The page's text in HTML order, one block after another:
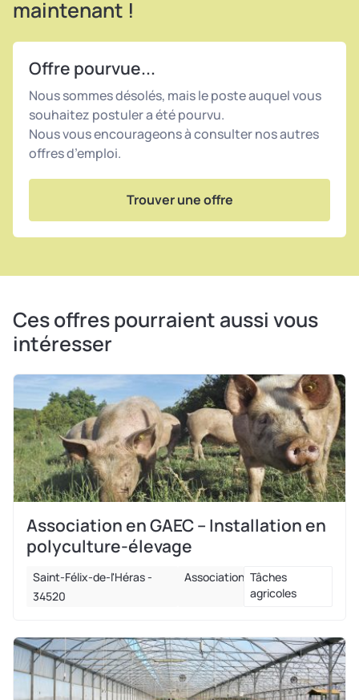
Période préférentielle
possibilité de juin à août si nécessaire. Stage de 3
mois possible.
Idéal pour un stage ingénieur agro de 10
semaines.
Permis B exigé
Logement: Aucun logement n’est prévu.
maintenant !
Offre pourvue...
Nous sommes désolés, mais le poste auquel vous
souhaitez postuler a été pourvu.
Nous vous encourageons à consulter nos autres
offres d’emploi.
Trouver une offre
Ces offres pourraient aussi vous
intéresser
Association en GAEC – Installation en
polyculture-élevage
Saint-Félix-de-l'Héras -
34520
Association Tâches
agricoles